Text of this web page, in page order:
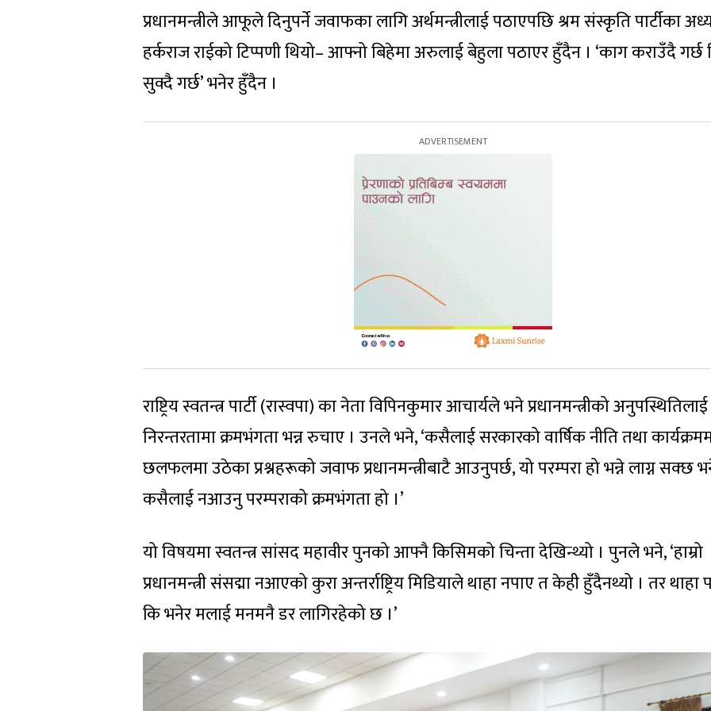
प्रधानमन्त्रीले आफूले दिनुपर्ने जवाफका लागि अर्थमन्त्रीलाई पठाएपछि श्रम संस्कृति पार्टीका
हर्कराज राईको टिप्पणी थियो– आफ्नो बिहेमा अरुलाई बेहुला पठाएर हुँदैन । ‘काग कराउँदै गर्छ
सुक्दै गर्छ’ भनेर हुँदैन ।
राष्ट्रिय स्वतन्त्र पार्टी (रास्वपा) का नेता विपिनकुमार आचार्यले भने प्रधानमन्त्रीको अनुपस्थितिलाई
निरन्तरतामा क्रमभंगता भन्न रुचाए । उनले भने, ‘कसैलाई सरकारको वार्षिक नीति तथा
छलफलमा उठेका प्रश्नहरूको जवाफ प्रधानमन्त्रीबाटै आउनुपर्छ, यो परम्परा हो भन्ने लाग्न सक्छ
कसैलाई नआउनु परम्पराको क्रमभंगता हो ।’
यो विषयमा स्वतन्त्र सांसद महावीर पुनको आफ्नै किसिमको चिन्ता देखिन्थ्यो । पुनले भने, ‘हाम्रो
प्रधानमन्त्री संसद्मा नआएको कुरा अन्तर्राष्ट्रिय मिडियाले थाहा नपाए त केही हुँदैनथ्यो । तर थाहा
कि भनेर मलाई मनमनै डर लागिरहेको छ ।’